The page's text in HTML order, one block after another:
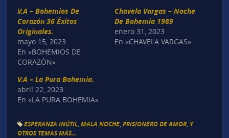
V.A – Bohemios De
Corazón 36 Éxitos
Originales.
mayo 15, 2023
En «BOHEMIOS DE
CORAZÓN»
Chavela Vargas – Noche
De Bohemia 1989
enero 31, 2023
En «CHAVELA VARGAS»
V.A – La Pura Bohemia.
abril 22, 2023
En «LA PURA BOHEMIA»
ESPERANZA INÚTIL, MALA NOCHE, PRISIONERO DE AMOR, Y
OTROS TEMAS MÁS...